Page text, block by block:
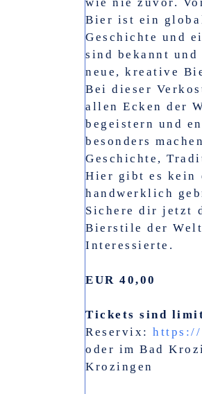
Bier ist ein
Geschichte und
sind bekannt
neue, kreative
Bei dieser
allen Ecken der
begeistern und
besonders
Geschichte,
Hier gibt es kein
handwerklich
Sichere dir jetzt
Bierstile der
Interessierte.
EUR 40,00
Tickets sind
Reservix:https://
oder im Bad
Krozingen